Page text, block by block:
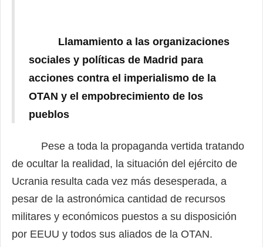
Llamamiento a las organizaciones
sociales y políticas de Madrid para
acciones contra el imperialismo de la
OTAN y el empobrecimiento de los
pueblos
Pese a toda la propaganda vertida tratando
de ocultar la realidad, la situación del ejército de
Ucrania resulta cada vez más desesperada, a
pesar de la astronómica cantidad de recursos
militares y económicos puestos a su disposición
por EEUU y todos sus aliados de la OTAN.